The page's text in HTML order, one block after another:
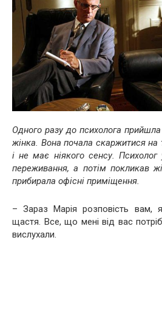
Одного разу до психолога прийшла
жінка. Вона почала скаржитися на
і не має ніякого сенсу. Психолог
переживання, а потім покликав
прибирала офісні приміщення.
– Зараз Марія розповість вам,
щастя. Все, що мені від вас
вислухали.